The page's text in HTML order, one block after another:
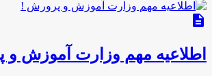
description
اطلاعیه مهم وزارت آموزش